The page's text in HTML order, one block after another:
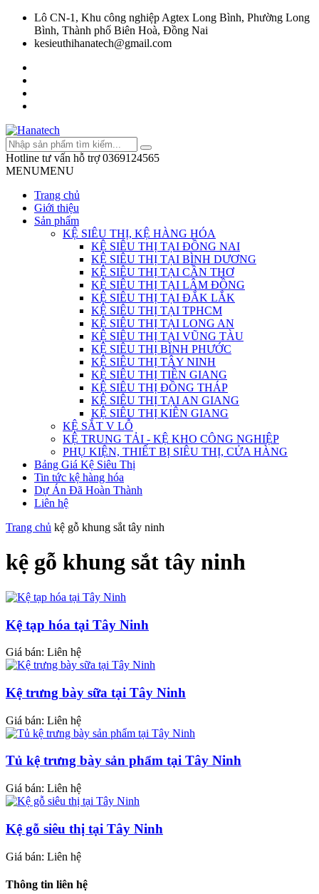
Lô CN-1, Khu công nghiệp Agtex Long Bình, Phường Long
Bình, Thành phố Biên Hoà, Đồng Nai
kesieuthihanatech@gmail.com
Hotline tư vấn hỗ trợ 0369124565
MENUMENU
Trang chủ
Giới thiệu
Sản phẩm
KỆ SIÊU THỊ, KỆ HÀNG HÓA
KỆ SIÊU THỊ TẠI ĐỒNG NAI
KỆ SIÊU THỊ TẠI BÌNH DƯƠNG
KỆ SIÊU THỊ TẠI CẦN THƠ
KỆ SIÊU THỊ TẠI LÂM ĐỒNG
KỆ SIÊU THỊ TẠI ĐẮK LẮK
KỆ SIÊU THỊ TẠI TPHCM
KỆ SIÊU THỊ TẠI LONG AN
KỆ SIÊU THỊ TẠI VŨNG TÀU
KỆ SIÊU THỊ BÌNH PHƯỚC
KỆ SIÊU THỊ TÂY NINH
KỆ SIÊU THỊ TIỀN GIANG
KỆ SIÊU THỊ ĐỒNG THÁP
KỆ SIÊU THỊ TẠI AN GIANG
KỆ SIÊU THỊ KIÊN GIANG
KỆ SẮT V LỖ
KỆ TRUNG TẢI - KỆ KHO CÔNG NGHIỆP
PHỤ KIỆN, THIẾT BỊ SIÊU THỊ, CỬA HÀNG
Bảng Giá Kệ Siêu Thị
Tin tức kệ hàng hóa
Dự Án Đã Hoàn Thành
Liên hệ
Trang chủ kệ gỗ khung sắt tây ninh
kệ gỗ khung sắt tây ninh
Kệ tạp hóa tại Tây Ninh
Giá bán: Liên hệ
Kệ trưng bày sữa tại Tây Ninh
Giá bán: Liên hệ
Tủ kệ trưng bày sản phẩm tại Tây Ninh
Giá bán: Liên hệ
Kệ gỗ siêu thị tại Tây Ninh
Giá bán: Liên hệ
Thông tin liên hệ